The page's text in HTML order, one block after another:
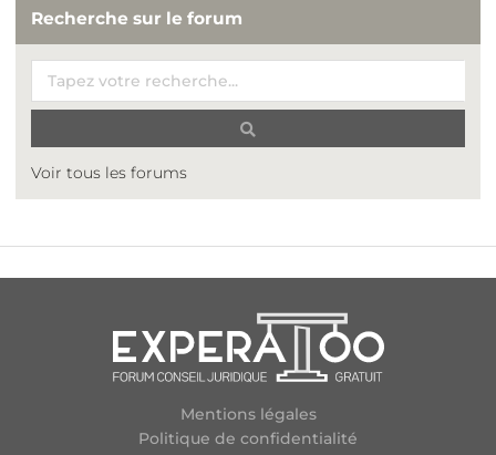
Recherche sur le forum
Voir tous les forums
Mentions légales
Politique de confidentialité